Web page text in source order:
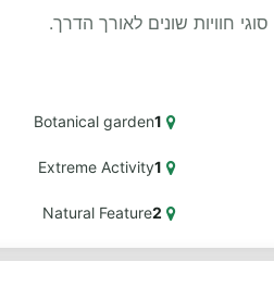
1
Botanical garden
1
Extreme Activity
2
Natural Feature